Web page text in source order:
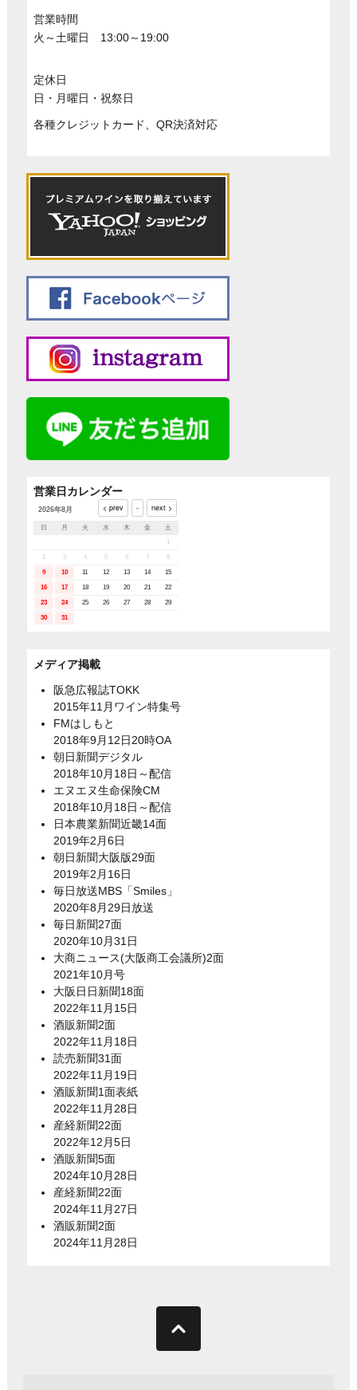
営業時間
火～土曜日 13:00～19:00
定休日
日・月曜日・祝祭日
各種クレジットカード、QR決済対応
営業日カレンダー
2026年8月
日 月 火 水 木 金
土
1
2 3 4 5 6 7 8
9 10 11 12 13 14 15
16 17 18 19 20 21 22
23 24 25 26 27 28 29
30 31
メディア掲載
阪急広報誌TOKK
2015年11月ワイン特集号
FMはしもと
2018年9月12日20時OA
朝日新聞デジタル
2018年10月18日～配信
エヌエヌ生命保険CM
2018年10月18日～配信
日本農業新聞近畿14面
2019年2月6日
朝日新聞大阪版29面
2019年2月16日
毎日放送MBS「Smiles」
2020年8月29日放送
毎日新聞27面
2020年10月31日
大商ニュース(大阪商工会議所)2面
2021年10月号
大阪日日新聞18面
2022年11月15日
酒販新聞2面
2022年11月18日
読売新聞31面
2022年11月19日
酒販新聞1面表紙
2022年11月28日
産経新聞22面
2022年12月5日
酒販新聞5面
2024年10月28日
産経新聞22面
2024年11月27日
酒販新聞2面
2024年11月28日